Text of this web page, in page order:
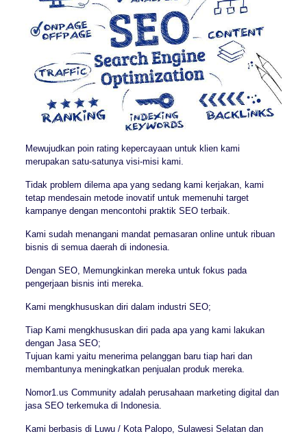
Mewujudkan poin rating kepercayaan untuk klien kami
merupakan satu-satunya visi-misi kami.
Tidak problem dilema apa yang sedang kami kerjakan, kami
tetap mendesain metode inovatif untuk memenuhi target
kampanye dengan mencontohi praktik SEO terbaik.
Kami sudah menangani mandat pemasaran online untuk ribuan
bisnis di semua daerah di indonesia.
Dengan SEO, Memungkinkan mereka untuk fokus pada
pengerjaan bisnis inti mereka.
Kami mengkhususkan diri dalam industri SEO;
Tiap Kami mengkhususkan diri pada apa yang kami lakukan
dengan Jasa SEO;
Tujuan kami yaitu menerima pelanggan baru tiap hari dan
membantunya meningkatkan penjualan produk mereka.
Nomor1.us Community adalah perusahaan marketing digital dan
jasa SEO terkemuka di Indonesia.
Kami berbasis di Luwu / Kota Palopo, Sulawesi Selatan dan